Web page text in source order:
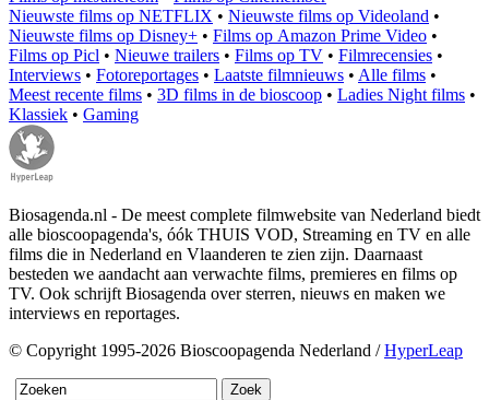
Nieuwste films op NETFLIX • Nieuwste films op Videoland •
Nieuwste films op Disney+ • Films op Amazon Prime Video •
Films op Picl • Nieuwe trailers • Films op TV • Filmrecensies •
Interviews • Fotoreportages • Laatste filmnieuws • Alle films •
Meest recente films • 3D films in de bioscoop • Ladies Night films •
Klassiek • Gaming
Biosagenda.nl - De meest complete filmwebsite van Nederland biedt
alle bioscoopagenda's, óók THUIS VOD, Streaming en TV en alle
films die in Nederland en Vlaanderen te zien zijn. Daarnaast
besteden we aandacht aan verwachte films, premieres en films op
TV. Ook schrijft Biosagenda over sterren, nieuws en maken we
interviews en reportages.
© Copyright 1995-2026 Bioscoopagenda Nederland /HyperLeap